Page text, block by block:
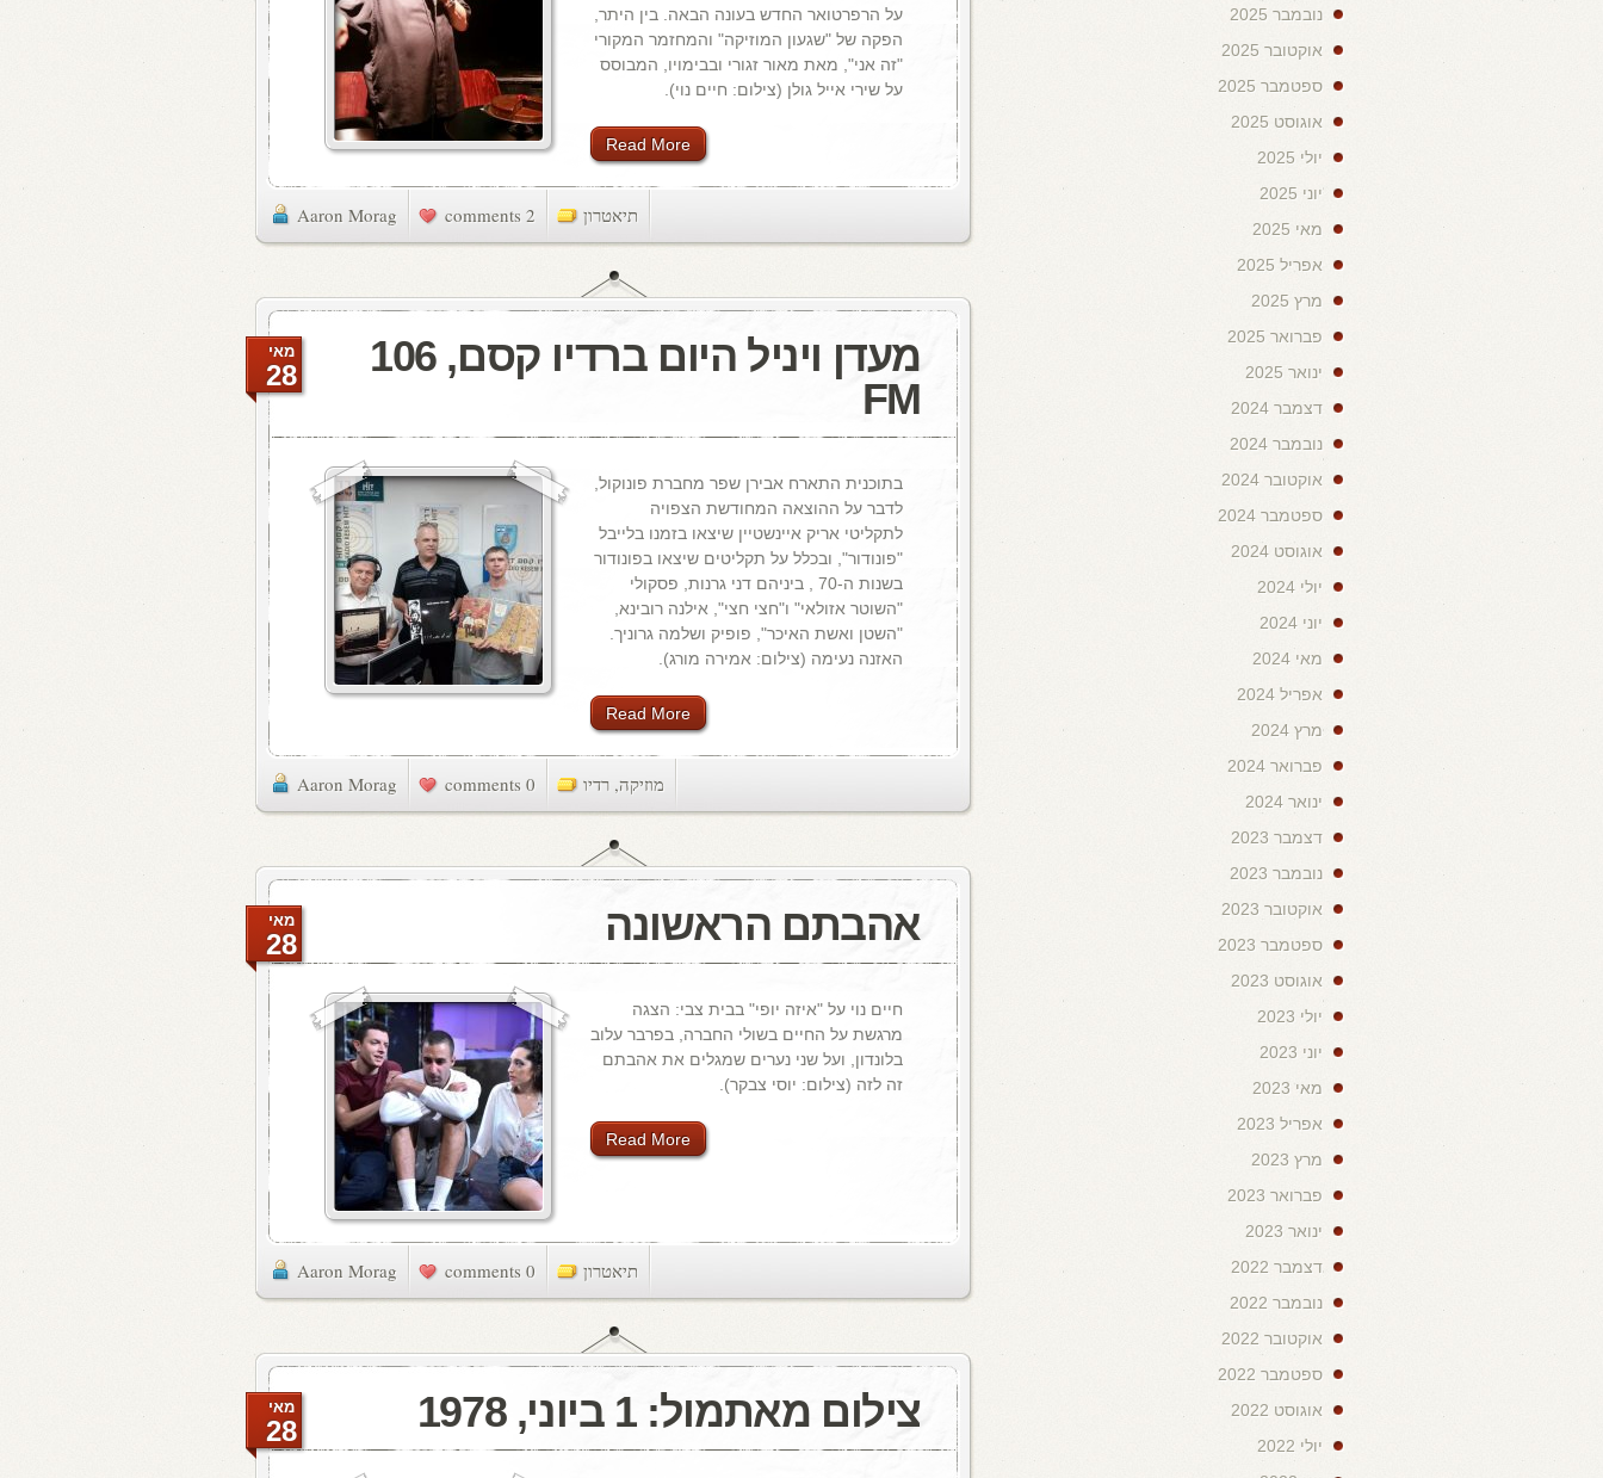
על הרפרטואר החדש בעונה הבאה. בין היתר,
הפקה של "שגעון המוזיקה" והמחזמר המקורי
"זה אני", מאת מאור זגורי ובבימויו, המבוסס
על שירי אייל גולן (צילום: חיים נוי).
Read More
Aaron Morag 2 comments תיאטרון
מעדן ויניל היום ברדיו קסם, 106
FM
מאי
28
בתוכנית התארח אבירן שפר מחברת פונוקול,
לדבר על ההוצאה המחודשת הצפויה
לתקליטי אריק איינשטיין שיצאו בזמנו בלייבל
"פונודור", ובכלל על תקליטים שיצאו בפונודור
בשנות ה-70 , ביניהם דני גרנות, פסקולי
"השוטר אזולאי" ו"חצי חצי", אילנה רובינא,
"השטן ואשת האיכר", פופיק ושלמה גרוניך.
האזנה נעימה (צילום: אמירה מורג).
Read More
Aaron Morag 0 comments מוזיקה, רדיו
אהבתם הראשונה מאי
28
חיים נוי על "איזה יופי" בבית צבי: הצגה
מרגשת על החיים בשולי החברה, בפרבר עלוב
בלונדון, ועל שני נערים שמגלים את אהבתם
זה לזה (צילום: יוסי צבקר).
Read More
Aaron Morag 0 comments תיאטרון
צילום מאתמול: 1 ביוני, 1978 מאי
28
נובמבר 2025
אוקטובר 2025
ספטמבר 2025
אוגוסט 2025
יולי 2025
יוני 2025
מאי 2025
אפריל 2025
מרץ 2025
פברואר 2025
ינואר 2025
דצמבר 2024
נובמבר 2024
אוקטובר 2024
ספטמבר 2024
אוגוסט 2024
יולי 2024
יוני 2024
מאי 2024
אפריל 2024
מרץ 2024
פברואר 2024
ינואר 2024
דצמבר 2023
נובמבר 2023
אוקטובר 2023
ספטמבר 2023
אוגוסט 2023
יולי 2023
יוני 2023
מאי 2023
אפריל 2023
מרץ 2023
פברואר 2023
ינואר 2023
דצמבר 2022
נובמבר 2022
אוקטובר 2022
ספטמבר 2022
אוגוסט 2022
יולי 2022